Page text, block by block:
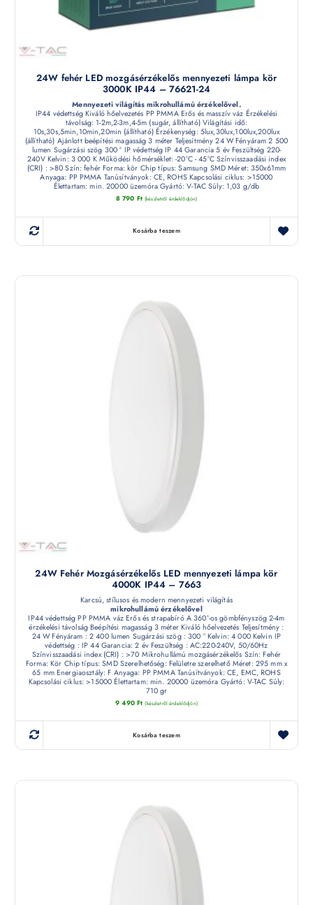
24W fehér LED mozgásérzékelős mennyezeti lámpa kör
3000K IP44 – 76621-24
Mennyezeti világítás mikrohullámú érzékelővel.
IP44 védettség Kiváló hőelvezetés PP PMMA Erős és masszív váz Érzékelési
távolság: 1-2m,2-3m,4-5m (sugár, állítható) Világítási idő:
10s,30s,5min,10min,20min (állítható) Érzékenység: 5lux,30lux,100lux,200lux
(állítható) Ajánlott beépítési magasság 3 méter Teljesítmény 24 W Fényáram 2 500
lumen Sugárzási szög 300 ° IP védettség IP 44 Garancia 5 év Feszültség 220-
240V Kelvin: 3 000 K Működési hőmérséklet: -20°C - 45°C Színvisszaadási index
(CRI) : >80 Szín: fehér Forma: kör Chip típus: Samsung SMD Méret: 350x61mm
Anyaga: PP PMMA Tanúsítványok: CE, ROHS Kapcsolási ciklus: >15000
Élettartam: min. 20000 üzemóra Gyártó: V-TAC Súly: 1,03 g/db
8 790 Ft (készletről érdeklődjön)
Kosárba teszem
24W Fehér Mozgásérzékelős LED mennyezeti lámpa kör
4000K IP44 – 7663
Karcsú, stílusos és modern mennyezeti világítás
mikrohullámú érzékelővel
IP44 védettség PP PMMA váz Erős és strapabíró A 360°-os gömbfényszög 2-4m
érzékelési távolság Beépítési magasság 3 méter Kiváló hőelvezetés Teljesítmény :
24 W Fényáram : 2 400 lumen Sugárzási szög : 300 ° Kelvin: 4 000 Kelvin IP
védettség : IP 44 Garancia: 2 év Feszültség : AC:220-240V, 50/60Hz
Színvisszaadási index (CRI) : >70 Mikrohullámú mozgásérzékelős Szín: Fehér
Forma: Kör Chip típus: SMD Szerelhetőség: Felületre szerelhető Méret: 295 mm x
65 mm Energiaosztály: F Anyaga: PP PMMA Tanúsítványok: CE, EMC, ROHS
Kapcsolási ciklus: >15000 Élettartam: min. 20000 üzemóra Gyártó: V-TAC Súly:
710 gr
9 490 Ft (készletről érdeklődjön)
Kosárba teszem